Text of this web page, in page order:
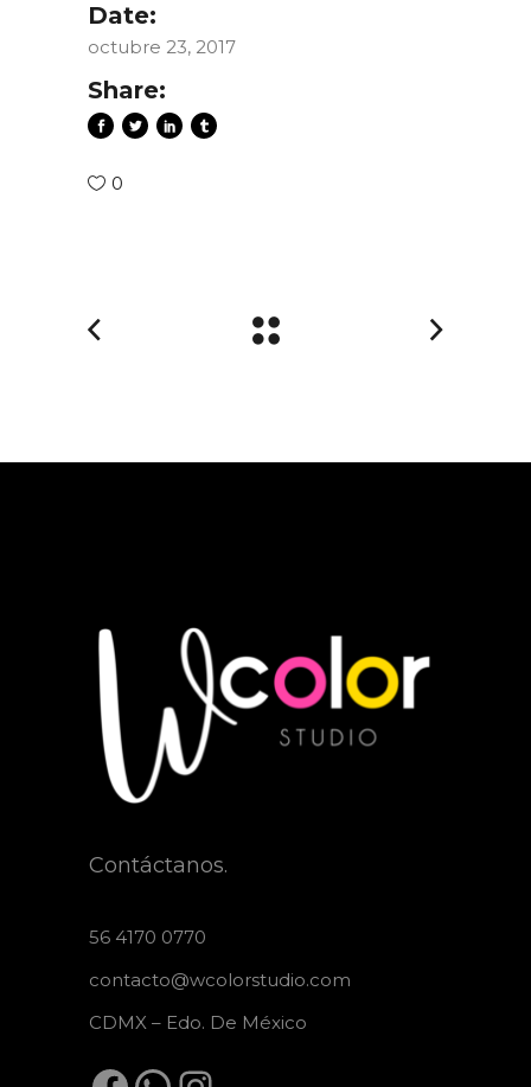
Date:
octubre 23, 2017
Share:
0
Contáctanos.
56 4170 0770
contacto@wcolorstudio.com
CDMX – Edo. De México